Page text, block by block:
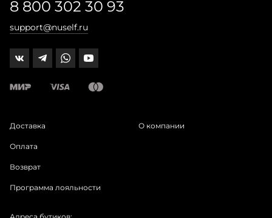
8 800 302 30 93
support@nuself.ru
Доставка
Оплата
Возврат
Программа лояльности
О компании